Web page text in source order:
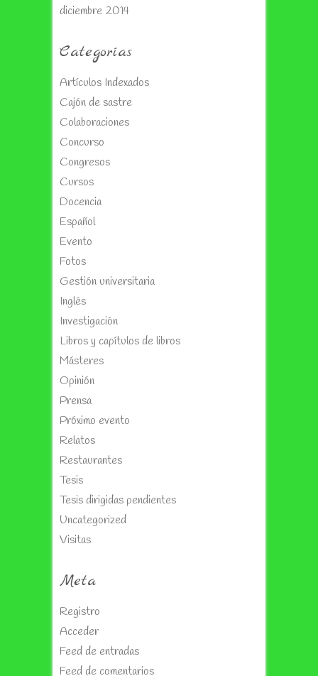
diciembre 2014
Categorías
Artículos Indexados
Cajón de sastre
Colaboraciones
Concurso
Congresos
Cursos
Docencia
Español
Evento
Fotos
Gestión universitaria
Inglés
Investigación
Libros y capítulos de libros
Másteres
Opinión
Prensa
Próximo evento
Relatos
Restaurantes
Tesis
Tesis dirigidas pendientes
Uncategorized
Visitas
Meta
Registro
Acceder
Feed de entradas
Feed de comentarios